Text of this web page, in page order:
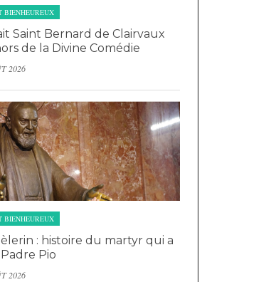
BIENHEUREUX
Saint Bernard de Clairvaux
de la Divine Comédie
2026
BIENHEUREUX
: histoire du martyr qui a
Pio
2026